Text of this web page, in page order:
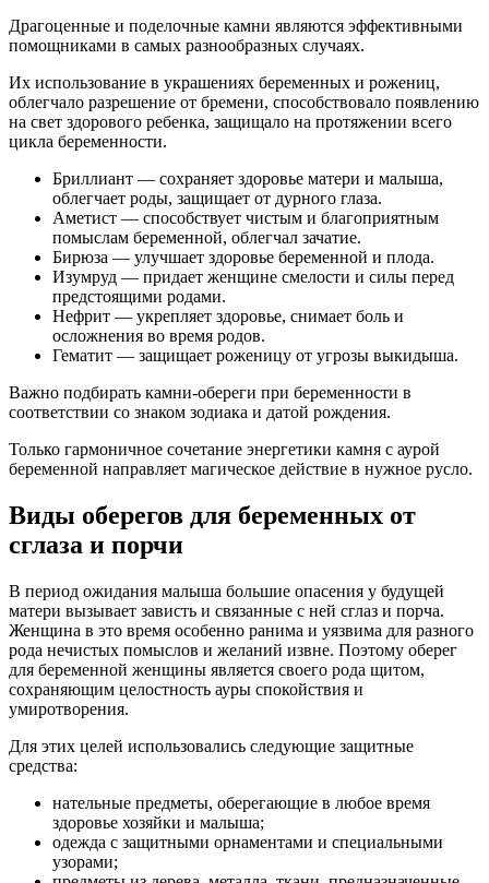
Драгоценные и поделочные камни являются эффективными
помощниками в самых разнообразных случаях.
Их использование в украшениях беременных и рожениц,
облегчало разрешение от бремени, способствовало появлению
на свет здорового ребенка, защищало на протяжении всего
цикла беременности.
Бриллиант — сохраняет здоровье матери и малыша,
облегчает роды, защищает от дурного глаза.
Аметист — способствует чистым и благоприятным
помыслам беременной, облегчал зачатие.
Бирюза — улучшает здоровье беременной и плода.
Изумруд — придает женщине смелости и силы перед
предстоящими родами.
Нефрит — укрепляет здоровье, снимает боль и
осложнения во время родов.
Гематит — защищает роженицу от угрозы выкидыша.
Важно подбирать камни-обереги при беременности в
соответствии со знаком зодиака и датой рождения.
Только гармоничное сочетание энергетики камня с аурой
беременной направляет магическое действие в нужное русло.
Виды оберегов для беременных от
сглаза и порчи
В период ожидания малыша большие опасения у будущей
матери вызывает зависть и связанные с ней сглаз и порча.
Женщина в это время особенно ранима и уязвима для разного
рода нечистых помыслов и желаний извне. Поэтому оберег
для беременной женщины является своего рода щитом,
сохраняющим целостность ауры спокойствия и
умиротворения.
Для этих целей использовались следующие защитные
средства:
нательные предметы, оберегающие в любое время
здоровье хозяйки и малыша;
одежда с защитными орнаментами и специальными
узорами;